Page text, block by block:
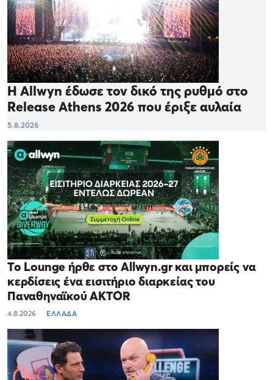
Η Allwyn έδωσε τον δικό της ρυθμό στο
Release Athens 2026 που έριξε αυλαία
5.8.2026
Το Lounge ήρθε στο Allwyn.gr και μπορείς να
κερδίσεις ένα εισιτήριο διαρκείας του
Παναθηναϊκού AKTOR
4.8.2026 ΕΛΛΑΔΑ